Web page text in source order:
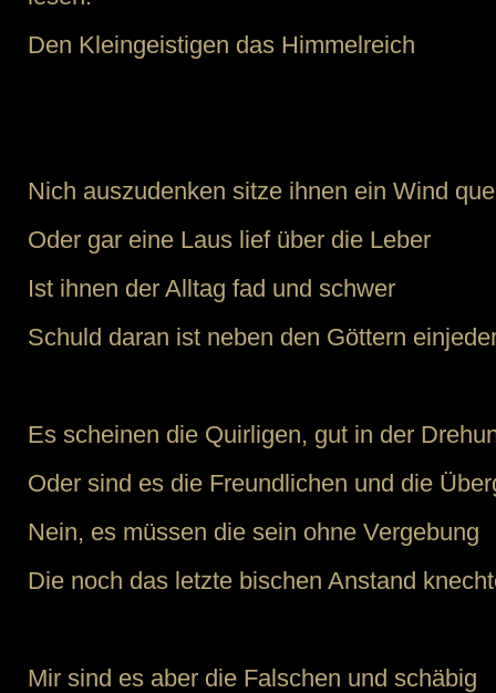
Den Kleingeistigen das Himmelreich
Nich auszudenken sitze ihnen ein Wind
Oder gar eine Laus lief über die Leber
Ist ihnen der Alltag fad und schwer
Schuld daran ist neben den Göttern
Es scheinen die Quirligen, gut in der
Oder sind es die Freundlichen und die
Nein, es müssen die sein ohne Vergebung
Die noch das letzte bischen Anstand
Mir sind es aber die Falschen und schäbig